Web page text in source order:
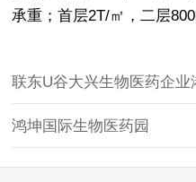
承重；首层2T/㎡，二层
联东U谷大兴生物医药企业
鸿坤国际生物医药园